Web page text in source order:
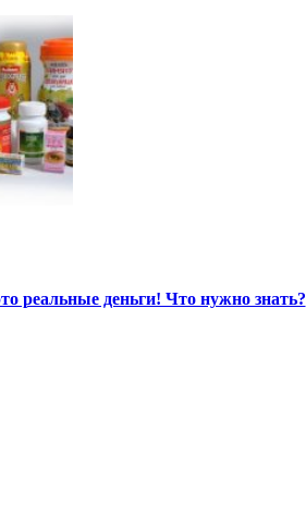
реальные деньги! Что нужно знать?